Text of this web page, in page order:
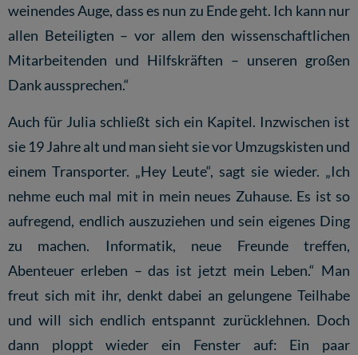
weinendes Auge, dass es nun zu Ende geht. Ich kann nur
allen Beteiligten – vor allem den wissenschaftlichen
Mitarbeitenden und Hilfskräften – unseren großen
Dank aussprechen.“
Auch für Julia schließt sich ein Kapitel. Inzwischen ist
sie 19 Jahre alt und man sieht sie vor Umzugskisten und
einem Transporter. „Hey Leute“, sagt sie wieder. „Ich
nehme euch mal mit in mein neues Zuhause. Es ist so
aufregend, endlich auszuziehen und sein eigenes Ding
zu machen. Informatik, neue Freunde treffen,
Abenteuer erleben – das ist jetzt mein Leben.“ Man
freut sich mit ihr, denkt dabei an gelungene Teilhabe
und will sich endlich entspannt zurücklehnen. Doch
dann ploppt wieder ein Fenster auf: Ein paar